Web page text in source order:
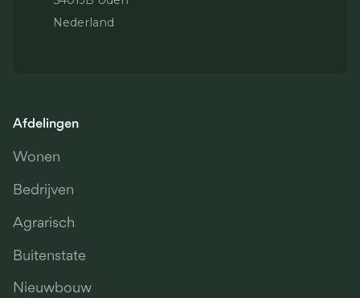
Nederland
Afdelingen
Wonen
Bedrijven
Agrarisch
Buitenstate
Nieuwbouw